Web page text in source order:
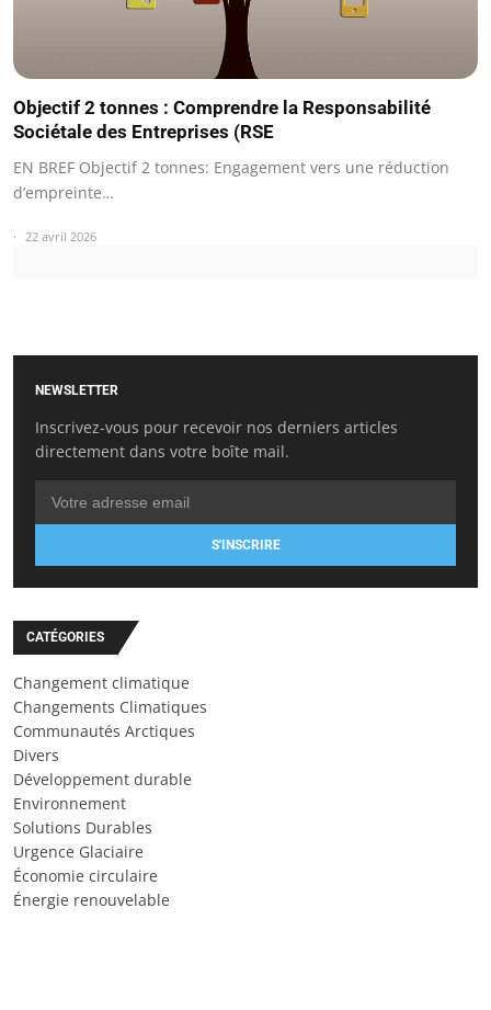
Objectif 2 tonnes : Comprendre la Responsabilité
Sociétale des Entreprises (RSE
EN BREF Objectif 2 tonnes: Engagement vers une réduction
d’empreinte…
22 avril 2026
NEWSLETTER
Inscrivez-vous pour recevoir nos derniers articles
directement dans votre boîte mail.
S'INSCRIRE
CATÉGORIES
Changement climatique
Changements Climatiques
Communautés Arctiques
Divers
Développement durable
Environnement
Solutions Durables
Urgence Glaciaire
Économie circulaire
Énergie renouvelable